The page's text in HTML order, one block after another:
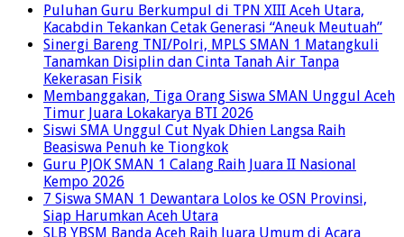
Puluhan Guru Berkumpul di TPN XIII Aceh Utara,
Kacabdin Tekankan Cetak Generasi “Aneuk Meutuah”
Sinergi Bareng TNI/Polri, MPLS SMAN 1 Matangkuli
Tanamkan Disiplin dan Cinta Tanah Air Tanpa
Kekerasan Fisik
Membanggakan, Tiga Orang Siswa SMAN Unggul Aceh
Timur Juara Lokakarya BTI 2026
Siswi SMA Unggul Cut Nyak Dhien Langsa Raih
Beasiswa Penuh ke Tiongkok
Guru PJOK SMAN 1 Calang Raih Juara II Nasional
Kempo 2026
7 Siswa SMAN 1 Dewantara Lolos ke OSN Provinsi,
Siap Harumkan Aceh Utara
SLB YBSM Banda Aceh Raih Juara Umum di Acara